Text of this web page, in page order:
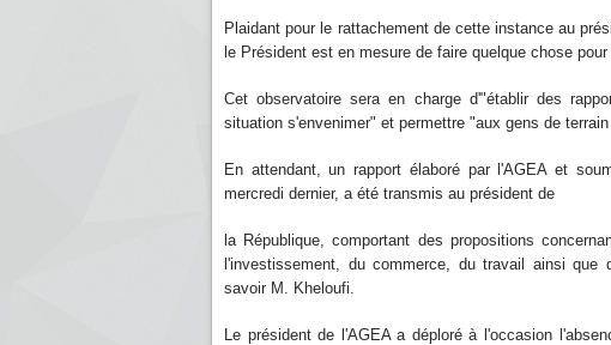
Plaidant pour le rattachement de cette instance au
le Président est en mesure de faire quelque chose
Cet observatoire sera en charge d'"établir des
situation s'envenimer" et permettre "aux gens de
En attendant, un rapport élaboré par l'AGEA et
mercredi dernier, a été transmis au président de
la République, comportant des propositions
l'investissement, du commerce, du travail ainsi
savoir M. Kheloufi.
Le président de l'AGEA a déploré à l'occasion